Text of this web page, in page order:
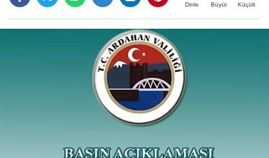
Dinle Büyüt Küçült